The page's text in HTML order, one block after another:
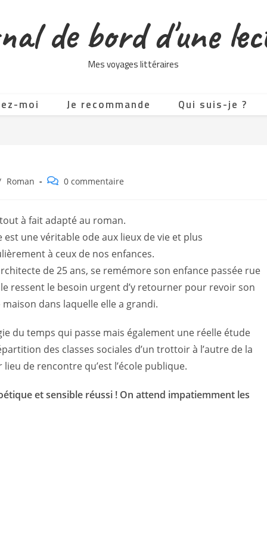
de bord d'une
Mes voyages littéraires
moi Je recommande Qui suis-je ?
Roman
Commentaires
publication :
0 commentaire
à fait adapté au roman.
est une véritable ode aux lieux de vie et plus
à ceux de nos enfances.
de 25 ans, se remémore son enfance passée rue
ressent le besoin urgent d’y retourner pour revoir son
dans laquelle elle a grandi.
du temps qui passe mais également une réelle étude
des classes sociales d’un trottoir à l’autre de la
de rencontre qu’est l’école publique.
et sensible réussi ! On attend impatiemment les